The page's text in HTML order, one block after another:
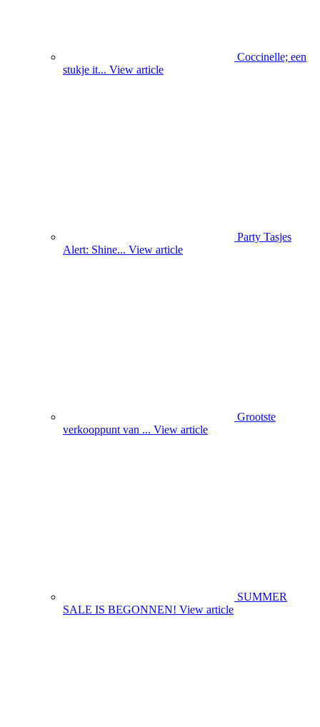
Coccinelle; een
stukje it... View article
Party Tasjes
Alert: Shine... View article
Grootste
verkooppunt van ... View article
SUMMER
SALE IS BEGONNEN! View article